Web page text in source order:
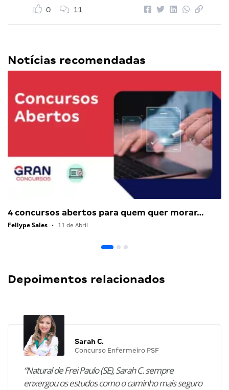
0 11
Notícias recomendadas
4 concursos abertos para quem quer morar…
Fellype Sales • 11 de Abril
Depoimentos relacionados
Sarah C.
Concurso Enfermeiro PSF
“Natural de Frei Paulo (SE), Sarah C. sempre
enxergou os estudos como o caminho mais seguro